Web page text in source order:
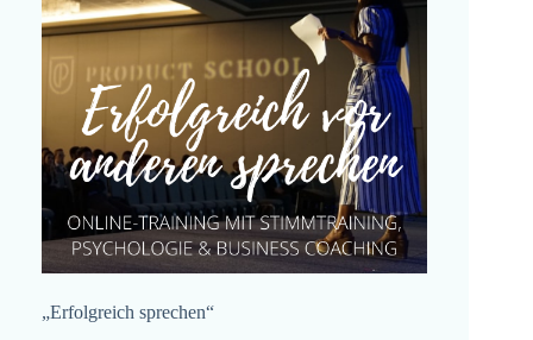
„Erfolgreich sprechen“